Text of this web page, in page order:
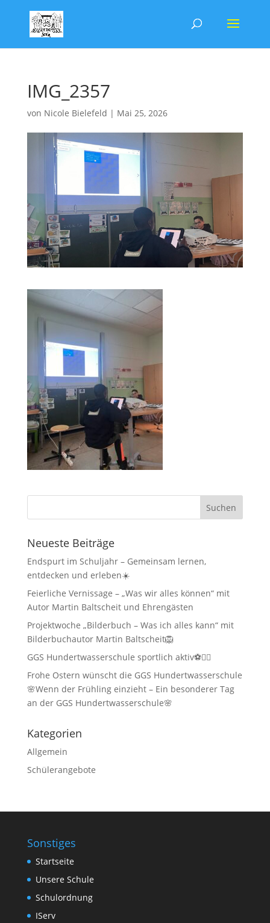
IMG_2357
von Nicole Bielefeld | Mai 25, 2026
Neueste Beiträge
Endspurt im Schuljahr – Gemeinsam lernen,
entdecken und erleben☀️
Feierliche Vernissage – „Was wir alles können“ mit
Autor Martin Baltscheit und Ehrengästen
Projektwoche „Bilderbuch – Was ich alles kann“ mit
Bilderbuchautor Martin Baltscheit🦁
GGS Hundertwasserschule sportlich aktiv⚽🏃‍♂️
Frohe Ostern wünscht die GGS Hundertwasserschule
🌸Wenn der Frühling einzieht – Ein besonderer Tag
an der GGS Hundertwasserschule🌸
Kategorien
Allgemein
Schülerangebote
Sonstiges
Startseite
Unsere Schule
Schulordnung
IServ